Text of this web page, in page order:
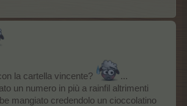
la cartella vincente?
...
un numero in più a rainfil altrimenti
mangiato credendolo un cioccolatino